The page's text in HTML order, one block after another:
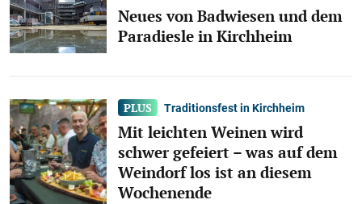
Neues von Badwiesen und dem
Paradiesle in Kirchheim
Traditionsfest in Kirchheim
Mit leichten Weinen wird
schwer gefeiert – was auf dem
Weindorf los ist an diesem
Wochenende